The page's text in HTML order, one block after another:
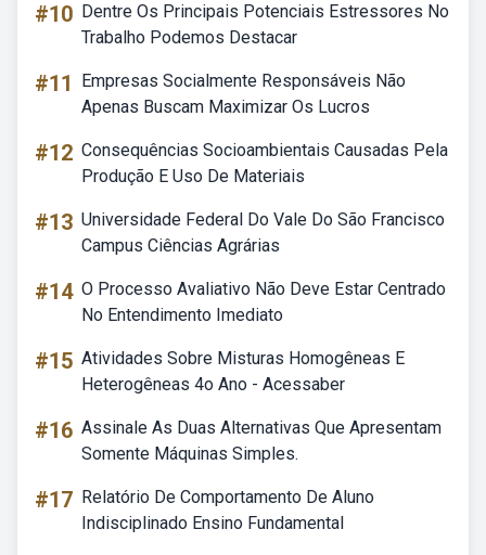
#10 Dentre Os Principais Potenciais Estressores No
Trabalho Podemos Destacar
#11
Empresas Socialmente Responsáveis Não
Apenas Buscam Maximizar Os Lucros
#12 Consequências Socioambientais Causadas Pela
Produção E Uso De Materiais
#13 Universidade Federal Do Vale Do São Francisco
Campus Ciências Agrárias
#14 O Processo Avaliativo Não Deve Estar Centrado
No Entendimento Imediato
#15 Atividades Sobre Misturas Homogêneas E
Heterogêneas 4o Ano - Acessaber
#16 Assinale As Duas Alternativas Que Apresentam
Somente Máquinas Simples.
#17 Relatório De Comportamento De Aluno
Indisciplinado Ensino Fundamental